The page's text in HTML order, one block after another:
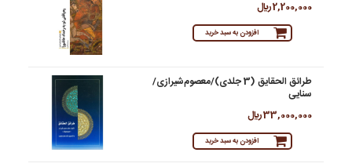
2,200,000 ريال
افزودن به سبد خرید
طرائق الحقایق (3 جلدی)/معصوم‌شیرازی/
سنایی
33,000,000 ريال
افزودن به سبد خرید